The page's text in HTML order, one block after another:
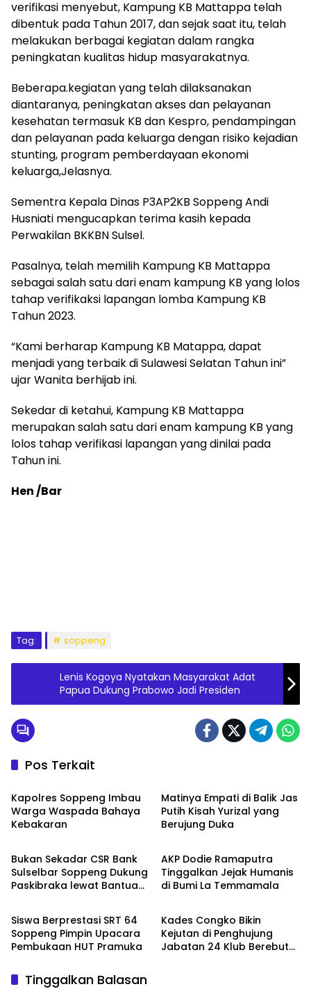
verifikasi menyebut, Kampung KB Mattappa telah
dibentuk pada Tahun 2017, dan sejak saat itu, telah
melakukan berbagai kegiatan dalam rangka
peningkatan kualitas hidup masyarakatnya.
Beberapa.kegiatan yang telah dilaksanakan
diantaranya, peningkatan akses dan pelayanan
kesehatan termasuk KB dan Kespro, pendampingan
dan pelayanan pada keluarga dengan risiko kejadian
stunting, program pemberdayaan ekonomi
keluarga,Jelasnya.
Sementra Kepala Dinas P3AP2KB Soppeng Andi
Husniati mengucapkan terima kasih kepada
Perwakilan BKKBN Sulsel.
Pasalnya, telah memilih Kampung KB Mattappa
sebagai salah satu dari enam kampung KB yang lolos
tahap verifikaksi lapangan lomba Kampung KB
Tahun 2023.
“Kami berharap Kampung KB Matappa, dapat
menjadi yang terbaik di Sulawesi Selatan Tahun ini”
ujar Wanita berhijab ini.
Sekedar di ketahui, Kampung KB Mattappa
merupakan salah satu dari enam kampung KB yang
lolos tahap verifikasi lapangan yang dinilai pada
Tahun ini.
Hen /Bar
Tag: soppeng
Lenis Kogoya Nyatakan Masyarakat Adat
Papua Dukung Prabowo Jadi Presiden
Pos Terkait
Metro
Kapolres Soppeng Imbau
Warga Waspada Bahaya
Kebakaran
Matinya Empati di Balik Jas
Putih Kisah Yurizal yang
Berujung Duka
Metro
Bukan Sekadar CSR Bank
Sulselbar Soppeng Dukung
Paskibraka lewat Bantuan
Metro
AKP Dodie Ramaputra
Tinggalkan Jejak Humanis
di Bumi La Temmamala
Metro
Siswa Berprestasi SRT 64
Soppeng Pimpin Upacara
Pembukaan HUT Pramuka
Metro
Kades Congko Bikin
Kejutan di Penghujung
Jabatan 24 Klub Berebut
Tinggalkan Balasan